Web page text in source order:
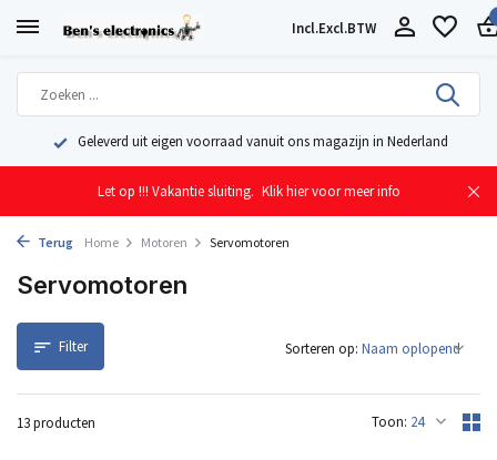
Incl.Excl.BTW
Geleverd uit eigen voorraad vanuit ons magazijn in Nederland
Let op !!! Vakantie sluiting. Klik hier voor meer info
Terug Home Motoren Servomotoren
Servomotoren
Filter
13 producten Toon:
Sorteren op: